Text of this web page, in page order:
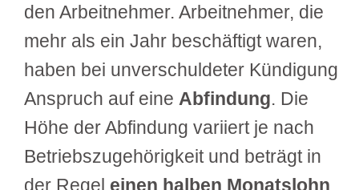
den Arbeitnehmer. Arbeitnehmer, die
mehr als ein Jahr beschäftigt waren,
haben bei unverschuldeter Kündigung
Anspruch auf eine Abfindung. Die
Höhe der Abfindung variiert je nach
Betriebszugehörigkeit und beträgt in
der Regel einen halben Monatslohn